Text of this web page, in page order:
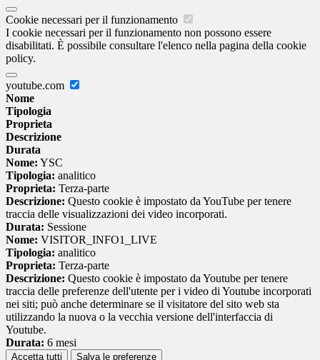
Cookie necessari per il funzionamento
I cookie necessari per il funzionamento non possono essere
disabilitati. È possibile consultare l'elenco nella pagina della cookie
policy.
youtube.com
Nome
Tipologia
Proprieta
Descrizione
Durata
Nome: YSC
Tipologia: analitico
Proprieta: Terza-parte
Descrizione: Questo cookie è impostato da YouTube per tenere
traccia delle visualizzazioni dei video incorporati.
Durata: Sessione
Nome: VISITOR_INFO1_LIVE
Tipologia: analitico
Proprieta: Terza-parte
Descrizione: Questo cookie è impostato da Youtube per tenere
traccia delle preferenze dell'utente per i video di Youtube incorporati
nei siti; può anche determinare se il visitatore del sito web sta
utilizzando la nuova o la vecchia versione dell'interfaccia di
Youtube.
Durata: 6 mesi
Accetta tutti Salva le preferenze